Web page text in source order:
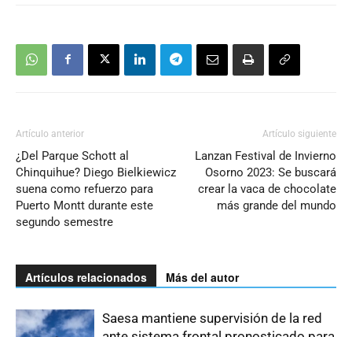
Artículo anterior
¿Del Parque Schott al
Chinquihue? Diego Bielkiewicz
suena como refuerzo para
Puerto Montt durante este
segundo semestre
Artículo siguiente
Lanzan Festival de Invierno
Osorno 2023: Se buscará
crear la vaca de chocolate
más grande del mundo
Artículos relacionados Más del autor
Saesa mantiene supervisión de la red